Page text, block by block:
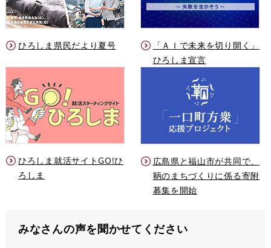
ひろしま県民だより夏号
「ＡＩで未来を切り開く」
ひろしま宣言
ひろしま就活サイトGO!ひ
ろしま
広島県と福山市が共同で、
鞆のまちづくりに係る寄附
募集を開始
みなさんの声を聞かせてください